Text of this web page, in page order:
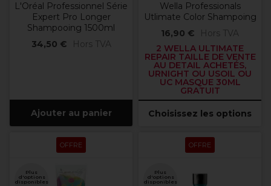
L'Oréal Professionnel Série
Expert Pro Longer
Shampooing 1500ml
34,50 €
Hors TVA
Ajouter au panier
Wella Professionals
Utlimate Color Shampoing
16,90 €
Hors TVA
2 WELLA ULTIMATE
REPAIR TAILLE DE VENTE
AU DETAIL ACHETÉS,
URNIGHT OU USOIL OU
UC MASQUE 30ML
GRATUIT
Choisissez les options
OFFRE
Plus
d'options
disponibles
OFFRE
Plus
d'options
disponibles